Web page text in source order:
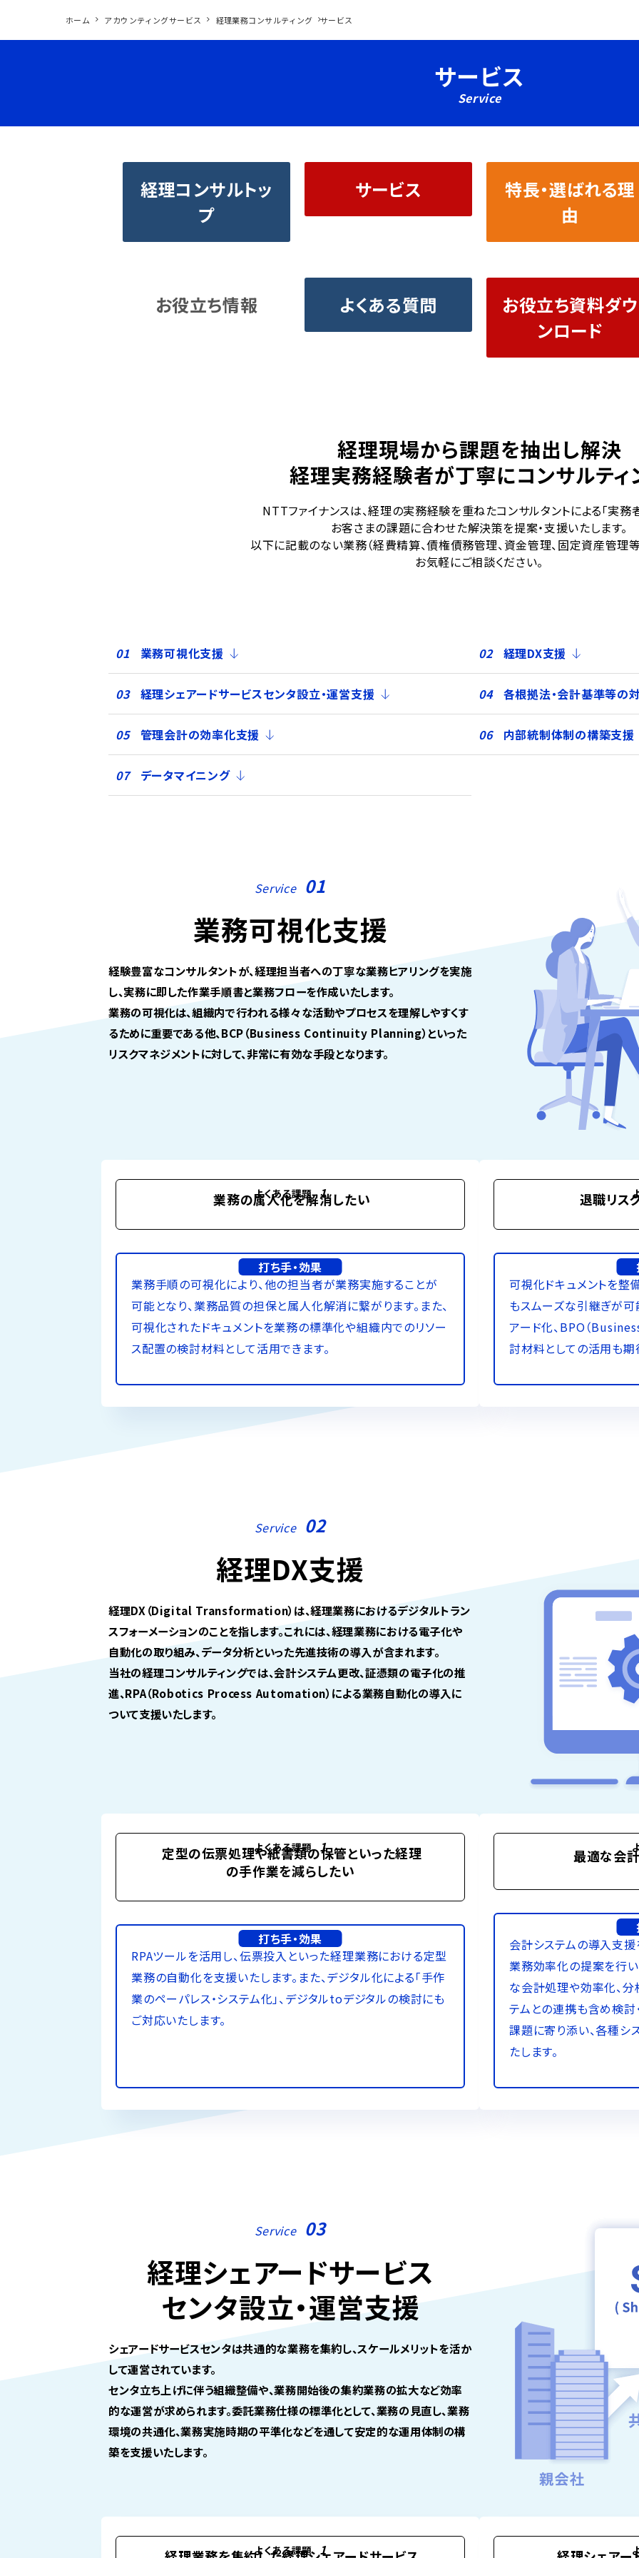
ホーム アカウンティングサービス 経理業務コンサルティング サービス
サービス
Service
経理コンサルトッ
プ
サービス
特長・選ばれる理
由
お役立ち情報 よくある質問
お役立ち資料ダウ
ンロード
経理現場から課題を抽出し解決
経理実務経験者が丁寧にコンサルティ
NTTファイナンスは、経理の実務経験を重ねたコンサルタントによる「実務
お客さまの課題に合わせた解決策を提案・支援いたします。
以下に記載のない業務（経費精算、債権債務管理、資金管理、固定資産管理等
お気軽にご相談ください。
業務可視化支援 経理DX支援
経理シェアードサービスセンタ設立・運営支援 各根拠法・会計基準等の
管理会計の効率化支援 内部統制体制の構築支援
データマイニング
Service 01
業務可視化支援
経験豊富なコンサルタントが、経理担当者への丁寧な業務ヒアリングを実施
し、実務に即した作業手順書と業務フローを作成いたします。
業務の可視化は、組織内で行われる様々な活動やプロセスを理解しやすくす
るために重要である他、BCP（Business Continuity Planning）といった
リスクマネジメントに対して、非常に有効な手段となります。
よくある課題 1
業務の属人化を解消したい
打ち手・効果
業務手順の可視化により、他の担当者が業務実施することが
可能となり、業務品質の担保と属人化解消に繋がります。また、
可視化されたドキュメントを業務の標準化や組織内でのリソー
ス配置の検討材料として活用できます。
退職リス
可視化ドキュメントを
もスムーズな引継ぎが可
アード化、BPO（
討材料としての活用も期
Service 02
経理DX支援
経理DX（Digital Transformation）は、経理業務におけるデジタルトラン
スフォーメーションのことを指します。これには、経理業務における電子化や
自動化の取り組み、データ分析といった先進技術の導入が含まれます。
当社の経理コンサルティングでは、会計システム更改、証憑類の電子化の推
進、RPA（Robotics Process Automation）による業務自動化の導入に
ついて支援いたします。
よくある課題 1
定型の伝票処理や紙書類の保管といった経理
の手作業を減らしたい
打ち手・効果
RPAツールを活用し、伝票投入といった経理業務における定型
業務の自動化を支援いたします。また、デジタル化による「手作
業のペーパレス・システム化」、デジタルtoデジタルの検討にも
ご対応いたします。
最適な会
会計システムの導入支
業務効率化の提案を行い
な会計処理や効率化、
テムとの連携も含め検討
課題に寄り添い、各種シ
たします。
Service 03
経理シェアードサービス
センタ設立・運営支援
シェアードサービスセンタは共通的な業務を集約し、スケールメリットを活か
して運営されています。
センタ立ち上げに伴う組織整備や、業務開始後の集約業務の拡大など効率
的な運営が求められます。委託業務仕様の標準化として、業務の見直し、業務
環境の共通化、業務実施時期の平準化などを通して安定的な運用体制の構
築を支援いたします。
よくある課題 1